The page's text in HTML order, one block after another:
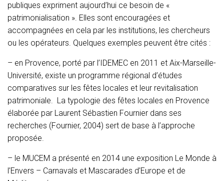
publiques expriment aujourd’hui ce besoin de «
patrimonialisation ». Elles sont encouragées et
accompagnées en cela par les institutions, les chercheurs
ou les opérateurs. Quelques exemples peuvent être cités :
– en Provence, porté par l’IDEMEC en 2011 et Aix-Marseille-
Université, existe un programme régional d’études
comparatives sur les fêtes locales et leur revitalisation
patrimoniale. La typologie des fêtes locales en Provence
élaborée par Laurent Sébastien Fournier dans ses
recherches (Fournier, 2004) sert de base à l’approche
proposée.
– le MUCEM a présenté en 2014 une exposition Le Monde à
l’Envers – Carnavals et Mascarades d’Europe et de